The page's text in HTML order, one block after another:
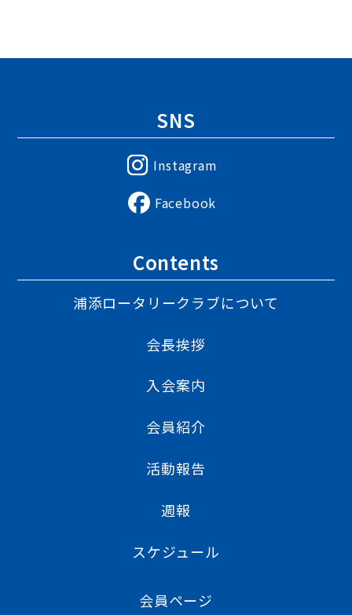
SNS
Instagram
Facebook
Contents
浦添ロータリークラブについて
会長挨拶
入会案内
会員紹介
活動報告
週報
スケジュール
会員ページ